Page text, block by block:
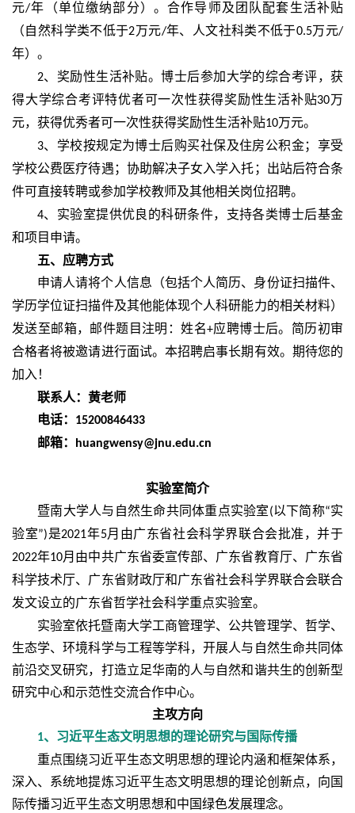
元/年（单位缴纳部分）。合作导师及团队配套生活补贴
（自然科学类不低于2万元/年、人文社科类不低于0.5万元/
年）。
2、奖励性生活补贴。博士后参加大学的综合考评，获
得大学综合考评特优者可一次性获得奖励性生活补贴30万
元，获得优秀者可一次性获得奖励性生活补贴10万元。
3、学校按规定为博士后购买社保及住房公积金；享受
学校公费医疗待遇；协助解决子女入学入托；出站后符合条
件可直接转聘或参加学校教师及其他相关岗位招聘。
4、实验室提供优良的科研条件，支持各类博士后基金
和项目申请。
五、 应聘方式
申请人请将个人信息（包括个人简历、身份证扫描件、
学历学位证扫描件及其他能体现个人科研能力的相关材料）
发送至邮箱，邮件题目注明：姓名+应聘博士后。简历初审
合格者将被邀请进行面试。本招聘启事长期有效。期待您的
加入！
联系人：黄老师
电话： 15200846433
邮箱： huangwensy@jnu.edu.cn
实验室简介
暨南大学人与自然生命共同体重点实验室(以下简称“实
验室”)是2021年5月由广东省社会科学界联合会批准，并于
2022年10月由中共广东省委宣传部、广东省教育厅、广东省
科学技术厅、广东省财政厅和广东省社会科学界联合会联合
发文设立的广东省哲学社会科学重点实验室。
实验室依托暨南大学工商管理学、公共管理学、哲学、
生态学、环境科学与工程等学科，开展人与自然生命共同体
前沿交叉研究，打造立足华南的人与自然和谐共生的创新型
研究中心和示范性交流合作中心。
主攻方向
1、习近平生态文明思想的理论研究与国际传播
重点围绕习近平生态文明思想的理论内涵和框架体系，
深入、系统地提炼习近平生态文明思想的理论创新点，向国
际传播习近平生态文明思想和中国绿色发展理念。